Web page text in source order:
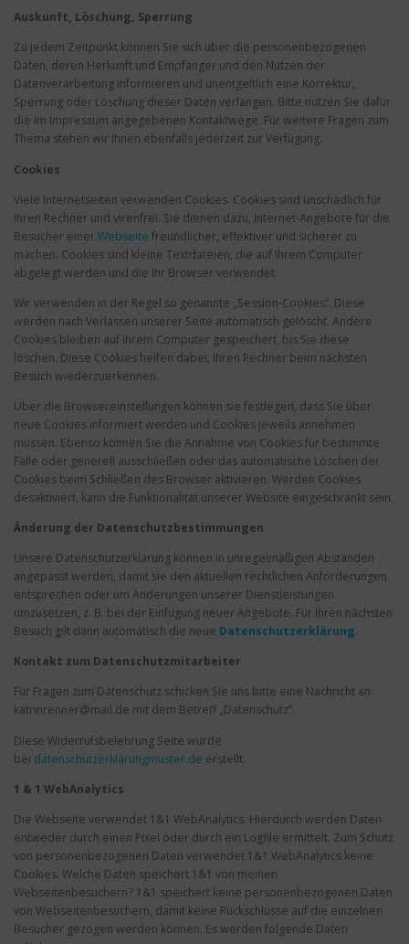
Auskunft, Löschung, Sperrung
Zu jedem Zeitpunkt können Sie sich über die personenbezogenen
Daten, deren Herkunft und Empfänger und den Nutzen der
Datenverarbeitung informieren und unentgeltlich eine Korrektur,
Sperrung oder Löschung dieser Daten verlangen. Bitte nutzen Sie dafür
die im Impressum angegebenen Kontaktwege. Für weitere Fragen zum
Thema stehen wir Ihnen ebenfalls jederzeit zur Verfügung.
Cookies
Viele Internetseiten verwenden Cookies. Cookies sind unschädlich für
Ihren Rechner und virenfrei. Sie dienen dazu, Internet-Angebote für die
Besucher einer Webseite freundlicher, effektiver und sicherer zu
machen. Cookies sind kleine Textdateien, die auf Ihrem Computer
abgelegt werden und die Ihr Browser verwendet.
Wir verwenden in der Regel so genannte „Session-Cookies“. Diese
werden nach Verlassen unserer Seite automatisch gelöscht. Andere
Cookies bleiben auf Ihrem Computer gespeichert, bis Sie diese
löschen. Diese Cookies helfen dabei, Ihren Rechner beim nächsten
Besuch wiederzuerkennen.
Über die Browsereinstellungen können sie festlegen, dass Sie über
neue Cookies informiert werden und Cookies jeweils annehmen
müssen. Ebenso können Sie die Annahme von Cookies für bestimmte
Fälle oder generell ausschließen oder das automatische Löschen der
Cookies beim Schließen des Browser aktivieren. Werden Cookies
desaktiviert, kann die Funktionalität unserer Website eingeschränkt sein.
Änderung der Datenschutzbestimmungen
Unsere Datenschutzerklärung können in unregelmäßigen Abständen
angepasst werden, damit sie den aktuellen rechtlichen Anforderungen
entsprechen oder um Änderungen unserer Dienstleistungen
umzusetzen, z. B. bei der Einfügung neuer Angebote. Für Ihren nächsten
Besuch gilt dann automatisch die neue Datenschutzerklärung.
Kontakt zum Datenschutzmitarbeiter
Für Fragen zum Datenschutz schicken Sie uns bitte eine Nachricht an
katrinrenner@mail.de mit dem Betreff „Datenschutz“.
Diese Widerrufsbelehrung Seite wurde
bei datenschutzerklärungmuster.de erstellt.
1 & 1 WebAnalytics
Die Webseite verwendet 1&1 WebAnalytics. Hierdurch werden Daten
entweder durch einen Pixel oder durch ein Logfile ermittelt. Zum Schutz
von personenbezogenen Daten verwendet 1&1 WebAnalytics keine
Cookies. Welche Daten speichert 1&1 von meinen
Webseitenbesuchern? 1&1 speichert keine personenbezogenen Daten
von Webseitenbesuchern, damit keine Rückschlüsse auf die einzelnen
Besucher gezogen werden können. Es werden folgende Daten